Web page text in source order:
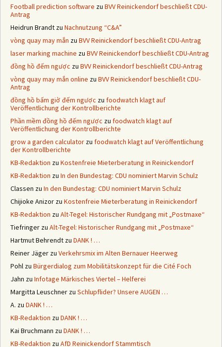
Football prediction software zu BVV Reinickendorf beschließt CDU-
Antrag
Heidrun Brandt zu Nachnutzung “C&A”
vòng quay may mắn zu BVV Reinickendorf beschließt CDU-Antrag
laser marking machine zu BVV Reinickendorf beschließt CDU-Antrag
đồng hồ đếm ngược zu BVV Reinickendorf beschließt CDU-Antrag
vòng quay may mắn online zu BVV Reinickendorf beschließt CDU-
Antrag
đồng hồ bấm giờ đếm ngược zu foodwatch klagt auf
Veröffentlichung der Kontrollberichte
Phần mềm đồng hồ đếm ngược zu foodwatch klagt auf
Veröffentlichung der Kontrollberichte
grow a garden calculator zu foodwatch klagt auf Veröffentlichung
der Kontrollberichte
KB-Redaktion zu Kostenfreie Mieterberatung in Reinickendorf
KB-Redaktion zu In den Bundestag: CDU nominiert Marvin Schulz
Classen zu In den Bundestag: CDU nominiert Marvin Schulz
Chijioke Anizor zu Kostenfreie Mieterberatung in Reinickendorf
KB-Redaktion zu Alt-Tegel: Historischer Rundgang mit „Postmaxe“
Tiefringer zu Alt-Tegel: Historischer Rundgang mit „Postmaxe“
Hartmut Behrendt zu DANK ! …
Reiner Jäger zu Verkehrsmix im Alten Bernauer Heerweg
Pohl zu Bürgerdialog zum Mobilitätskonzept für die Cité Foch
Jahn zu Infotage Märkisches Viertel – Helferei
Margitta Leuschner zu Schlupflider? Unsere AUGEN …
A. zu DANK ! …
KB-Redaktion zu DANK ! …
Kai Bruchmann zu DANK ! …
KB-Redaktion zu AfD Reinickendorf Stammtisch